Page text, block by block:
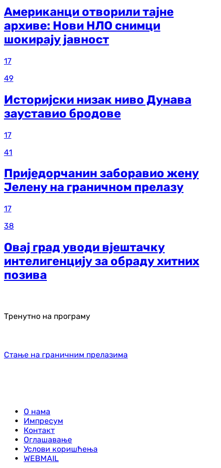
Американци отворили тајне
архиве: Нови НЛО снимци
шокирају јавност
17
49
Историјски низак ниво Дунава
зауставио бродове
17
41
Приједорчанин заборавио жену
Јелену на граничном прелазу
17
38
Овај град уводи вјештачку
интелигенцију за обраду хитних
позива
Тренутно на програму
Стање на граничним прелазима
О нама
Импресум
Контакт
Оглашавање
Услови коришћења
WEBMAIL